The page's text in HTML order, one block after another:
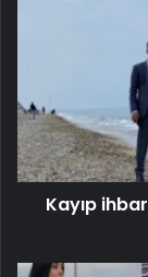
Kayıp